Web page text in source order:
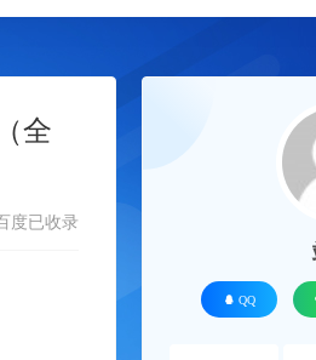
全
度已收录
QQ